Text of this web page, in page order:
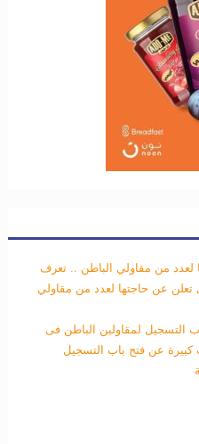
لعدد من مقاولي الباطن .. تعرف
تعلن عن حاجتها لعدد من مقاولي
التسجيل لمقاولين الباطن فى
كبيرة عن فتح باب التسجيل